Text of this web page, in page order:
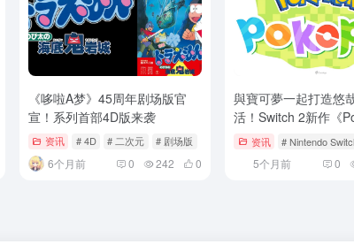
《哆啦A梦》45周年剧场版官
宣！系列首部4D版来袭
资讯 # 4D # 二次元 # 剧场版
6个月前 0 242 0
與寶可夢一起打造悠
活！Switch 2新作《
Pokopia》百貨試玩
资讯 # Nintendo
5个月前 0